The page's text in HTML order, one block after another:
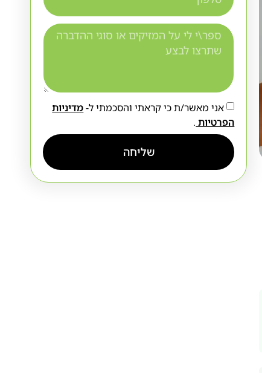
אני מאשר/ת כי קראתי והסכמתי ל-מדיניות
הפרטיות .
שליחה